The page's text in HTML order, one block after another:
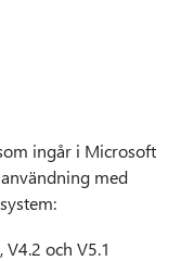
ingår i Microsoft
med
V4.2 och V5.1